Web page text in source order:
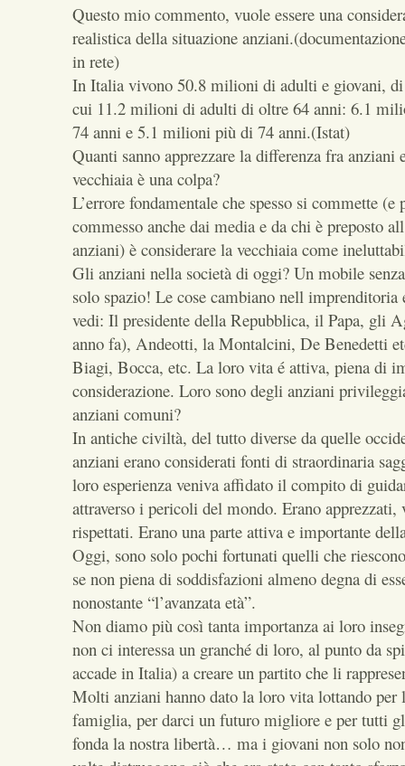
Questo mio commento, vuole essere una
realistica della situazione
in rete)
In Italia vivono 50.8 milioni di adulti e giovani,
cui 11.2 milioni di adulti di oltre 64 anni: 6.1
74 anni e 5.1 milioni più di 74 anni.(Istat)
Quanti sanno apprezzare la differenza fra anziani
vecchiaia è una colpa?
L’errore fondamentale che spesso si commette (e
commesso anche dai media e da chi è preposto
anziani) è considerare la vecchiaia come
Gli anziani nella società di oggi? Un mobile
solo spazio! Le cose cambiano nell
vedi: Il presidente della Repubblica, il Papa, gli
anno fa), Andeotti, la Montalcini, De Benedetti
Biagi, Bocca, etc. La loro vita é attiva, piena di
considerazione. Loro sono degli anziani
anziani comuni?
In antiche civiltà, del tutto diverse da quelle
anziani erano considerati fonti di straordinaria
loro esperienza veniva affidato il compito di
attraverso i pericoli del mondo. Erano apprezzati,
rispettati. Erano una parte attiva e importante
Oggi, sono solo pochi fortunati quelli che
se non piena di soddisfazioni almeno degna di
nonostante “l’avanzata età”.
Non diamo più così tanta importanza ai loro
non ci interessa un granché di loro, al punto da
accade in Italia) a creare un partito che li
Molti anziani hanno dato la loro vita lottando per
famiglia, per darci un futuro migliore e per tutti
fonda la nostra libertà… ma i giovani non solo